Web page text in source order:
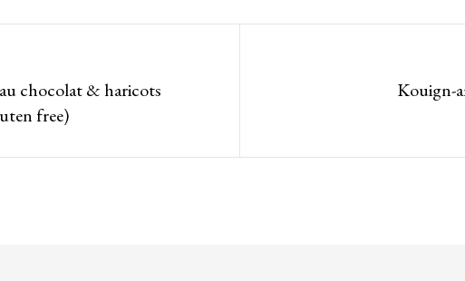
chocolat & haricots
free)
Kouign-